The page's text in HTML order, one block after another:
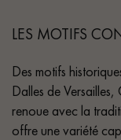
LES MOTIFS
Des motifs
Dalles de
renoue avec la
offre une variété